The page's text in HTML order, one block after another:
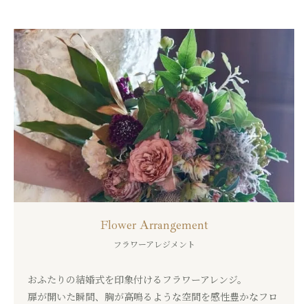
Flower Arrangement
フラワーアレジメント
おふたりの結婚式を印象付けるフラワーアレンジ。
扉が開いた瞬間、胸が高鳴るような空間を感性豊かなフロ